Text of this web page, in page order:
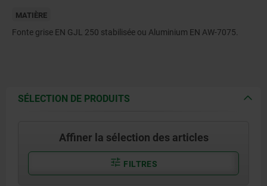
MATIÈRE
Fonte grise EN GJL 250 stabilisée ou Aluminium EN AW-7075.
SÉLECTION DE PRODUITS
Affiner la sélection des articles
FILTRES